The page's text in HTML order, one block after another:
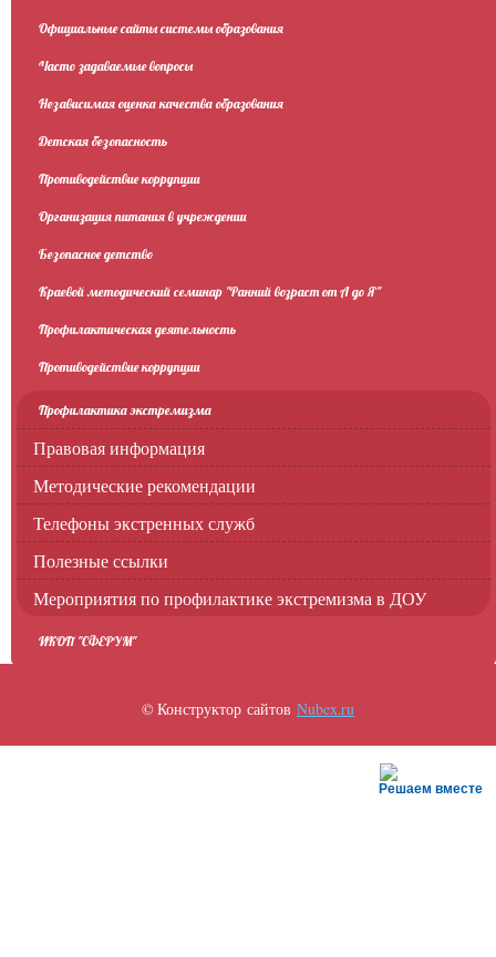
Официальные сайты системы образования
Часто задаваемые вопросы
Независимая оценка качества образования
Детская безопасность
Противодействие коррупции
Организация питания в учреждении
Безопасное детство
Краевой методический семинар "Ранний возраст от А до Я"
Профилактическая деятельность
Противодействие коррупции
Профилактика экстремизма
Правовая информация
Методические рекомендации
Телефоны экстренных служб
Полезные ссылки
Мероприятия по профилактике экстремизма в ДОУ
ИКОП "СФЕРУМ"
© Конструктор сайтов Nubex.ru
Решаем вместе